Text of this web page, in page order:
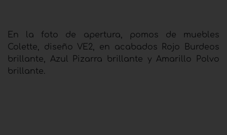
En la foto de apertura, pomos de muebles
Colette, diseño VE2, en acabados Rojo Burdeos
brillante, Azul Pizarra brillante y Amarillo Polvo
brillante.